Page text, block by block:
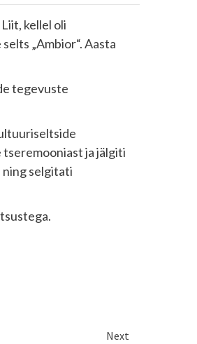
kellel oli
„Ambior“. Aasta
tegevuste
ja jälgiti
ning selgitati
Next